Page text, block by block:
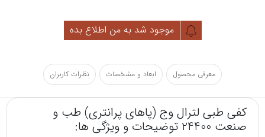
موجود شد به من اطلاع بده
معرفی محصول ابعاد و مشخصات نظرات کاربران
کفی طبی لترال وج (پاهای پرانتری) طب و
صنعت 24400 توضیحات و ویژگی ها: